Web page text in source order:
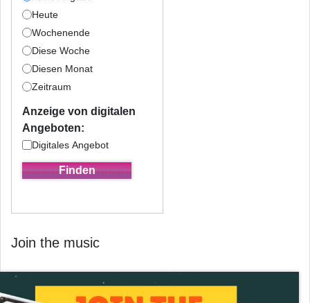
Heute
Wochenende
Diese Woche
Diesen Monat
Zeitraum
Anzeige von digitalen
Angeboten:
Digitales Angebot
Join the music